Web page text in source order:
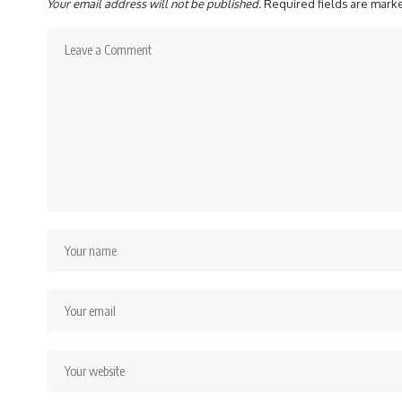
Your email address will not be published.Required fields are